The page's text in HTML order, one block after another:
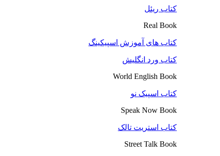
کتاب ریئل
Real Book
کتاب های آموزش اسپیکینگ
کتاب ورد انگلیش
World English Book
کتاب اسپیک نو
Speak Now Book
کتاب استریت تالک
Street Talk Book